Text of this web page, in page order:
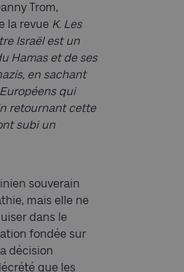
Trom,
la revue K. Les
Israël est un
Hamas et de ses
en sachant
qui
retournant cette
subi un
souverain
mais elle ne
dans le
fondée sur
décision
que les